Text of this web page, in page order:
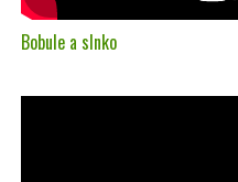
Bobule a slnko